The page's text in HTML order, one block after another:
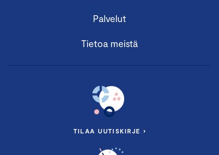
Palvelut
Tietoa meistä
TILAA UUTISKIRJE ›